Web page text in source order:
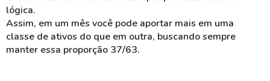
lógica.
Assim, em um mês você pode aportar mais em uma
classe de ativos do que em outra, buscando sempre
manter essa proporção 37/63.